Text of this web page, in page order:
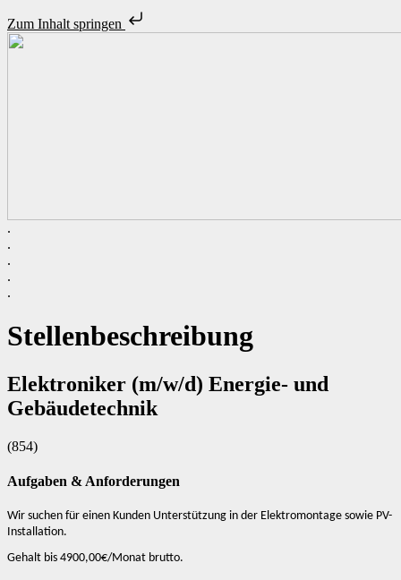
Zum Inhalt springen
Unsere Standorte
Personalanfrage
Arbeitnehmerüberlassung [AÜ]
Master-Vendor-Management
Bescheinigungen & Zertifikate
.
.
.
.
.
Stellenbeschreibung
Elektroniker (m/w/d) Energie- und
Gebäudetechnik
(854)
Aufgaben & Anforderungen
Wir suchen für einen Kunden Unterstützung in der Elektromontage sowie PV-
Installation.
Gehalt bis 4900,00€/Monat brutto.